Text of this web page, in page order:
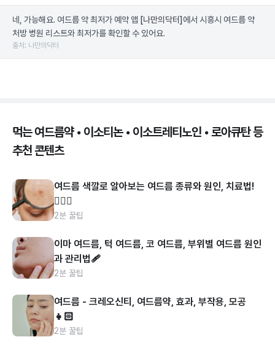
네, 가능해요. 여드름 약 최저가 예약 앱 [나만의닥터] 에서 시흥시 여드름 약
처방 병원 리스트와 최저가를 확인할 수 있어요.
출처: 나만의닥터
먹는 여드름약 • 이소티논 • 이소트레티노인 • 로아큐탄 등
추천 콘텐츠
여드름 색깔로 알아보는 여드름 종류와 원인, 치료법!
👩🏻‍⚕️
2분 꿀팁
이마 여드름, 턱 여드름, 코 여드름, 부위별 여드름 원인
과 관리법🩹
2분 꿀팁
여드름 - 크레오신티, 여드름약, 효과, 부작용, 모공
👧🏻
2분 꿀팁